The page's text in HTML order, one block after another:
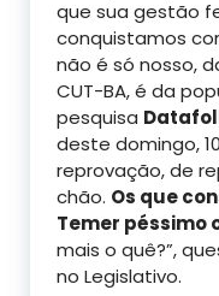
que sua gestão
conquistamos
não é só nosso,
CUT-BA, é da
pesquisa
deste domingo,
reprovação, de
chão. Os que
Temer péssimo
mais o quê?”,
no Legislativo.